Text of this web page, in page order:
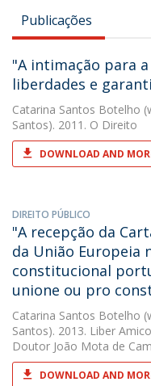
Publicações
"A intimação para
liberdades e
Catarina Santos Botelho
Santos). 2011. O Direito
DOWNLOAD AND
DIREITO PÚBLICO
"A recepção da
da União Europeia
constitucional
unione ou pro
Catarina Santos Botelho
Santos). 2013. Liber
Doutor João Mota de
DOWNLOAD AND